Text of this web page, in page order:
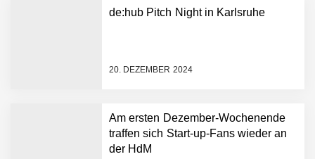
de:hub Pitch Night in Karlsruhe
20. DEZEMBER 2024
Am ersten Dezember-Wochenende
traffen sich Start-up-Fans wieder an
der HdM
Plattform zu beschleunigen
NEURA Robotics und
AI breit auszurollen
Humanoider Roboter bringt
Hightech ins Stadion
Simulationsdienstleistung in